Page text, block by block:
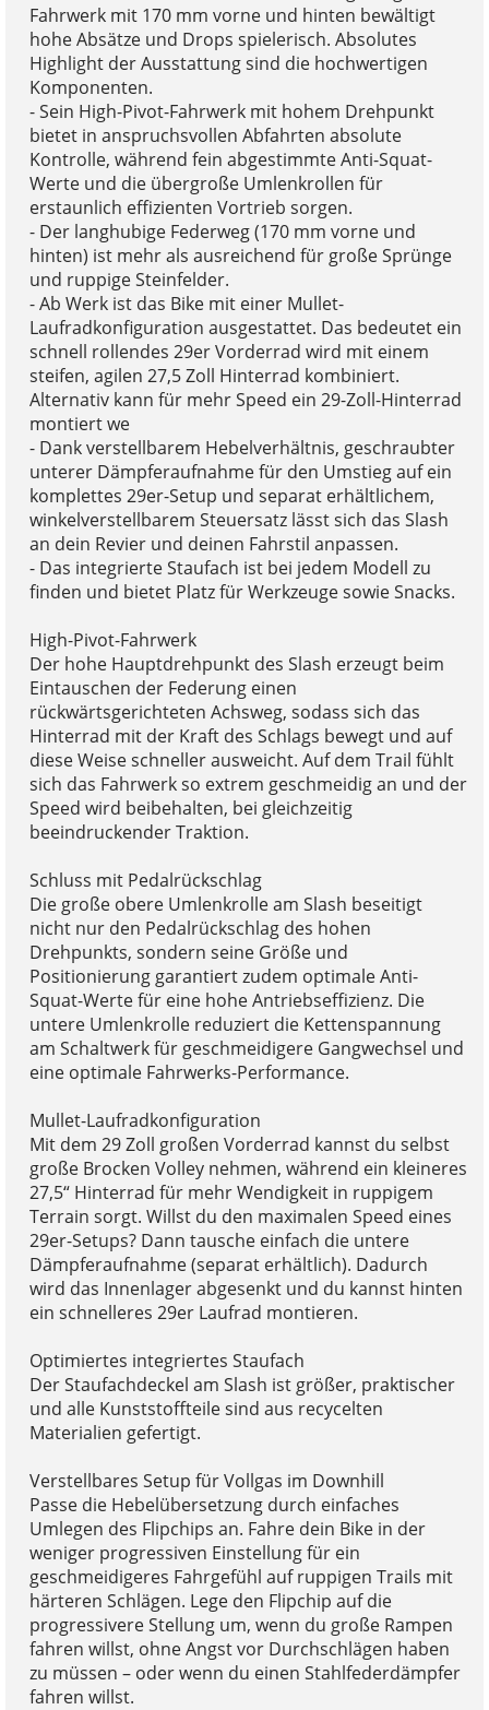
Fahrwerk mit 170 mm vorne und hinten bewältigt
hohe Absätze und Drops spielerisch. Absolutes
Highlight der Ausstattung sind die hochwertigen
Komponenten.
- Sein High-Pivot-Fahrwerk mit hohem Drehpunkt
bietet in anspruchsvollen Abfahrten absolute
Kontrolle, während fein abgestimmte Anti-Squat-
Werte und die übergroße Umlenkrollen für
erstaunlich effizienten Vortrieb sorgen.
- Der langhubige Federweg (170 mm vorne und
hinten) ist mehr als ausreichend für große Sprünge
und ruppige Steinfelder.
- Ab Werk ist das Bike mit einer Mullet-
Laufradkonfiguration ausgestattet. Das bedeutet ein
schnell rollendes 29er Vorderrad wird mit einem
steifen, agilen 27,5 Zoll Hinterrad kombiniert.
Alternativ kann für mehr Speed ein 29-Zoll-Hinterrad
montiert we
- Dank verstellbarem Hebelverhältnis, geschraubter
unterer Dämpferaufnahme für den Umstieg auf ein
komplettes 29er-Setup und separat erhältlichem,
winkelverstellbarem Steuersatz lässt sich das Slash
an dein Revier und deinen Fahrstil anpassen.
- Das integrierte Staufach ist bei jedem Modell zu
finden und bietet Platz für Werkzeuge sowie Snacks.
High-Pivot-Fahrwerk
Der hohe Hauptdrehpunkt des Slash erzeugt beim
Eintauschen der Federung einen
rückwärtsgerichteten Achsweg, sodass sich das
Hinterrad mit der Kraft des Schlags bewegt und auf
diese Weise schneller ausweicht. Auf dem Trail fühlt
sich das Fahrwerk so extrem geschmeidig an und der
Speed wird beibehalten, bei gleichzeitig
beeindruckender Traktion.
Schluss mit Pedalrückschlag
Die große obere Umlenkrolle am Slash beseitigt
nicht nur den Pedalrückschlag des hohen
Drehpunkts, sondern seine Größe und
Positionierung garantiert zudem optimale Anti-
Squat-Werte für eine hohe Antriebseffizienz. Die
untere Umlenkrolle reduziert die Kettenspannung
am Schaltwerk für geschmeidigere Gangwechsel und
eine optimale Fahrwerks-Performance.
Mullet-Laufradkonfiguration
Mit dem 29 Zoll großen Vorderrad kannst du selbst
große Brocken Volley nehmen, während ein kleineres
27,5“ Hinterrad für mehr Wendigkeit in ruppigem
Terrain sorgt. Willst du den maximalen Speed eines
29er-Setups? Dann tausche einfach die untere
Dämpferaufnahme (separat erhältlich). Dadurch
wird das Innenlager abgesenkt und du kannst hinten
ein schnelleres 29er Laufrad montieren.
Optimiertes integriertes Staufach
Der Staufachdeckel am Slash ist größer, praktischer
und alle Kunststoffteile sind aus recycelten
Materialien gefertigt.
Verstellbares Setup für Vollgas im Downhill
Passe die Hebelübersetzung durch einfaches
Umlegen des Flipchips an. Fahre dein Bike in der
weniger progressiven Einstellung für ein
geschmeidigeres Fahrgefühl auf ruppigen Trails mit
härteren Schlägen. Lege den Flipchip auf die
progressivere Stellung um, wenn du große Rampen
fahren willst, ohne Angst vor Durchschlägen haben
zu müssen – oder wenn du einen Stahlfederdämpfer
fahren willst.